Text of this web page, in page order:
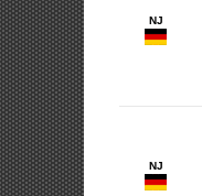
NJ
NJ